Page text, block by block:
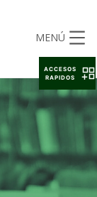
MENÚ
ACCESOS
RAPIDOS